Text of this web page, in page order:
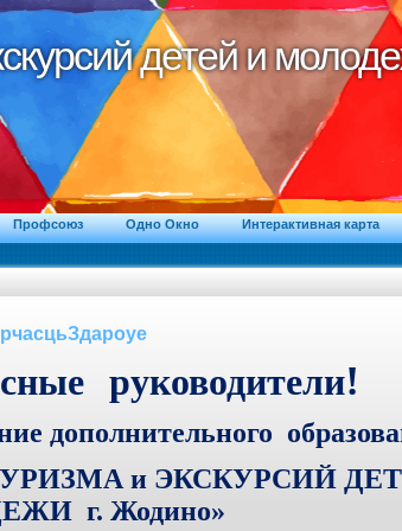
детей и
детей и
Профсоюз Одно Окно Интерактивная карта
руководители!
дополнительного
и ЭКСКУРСИЙ
г. Жодино»